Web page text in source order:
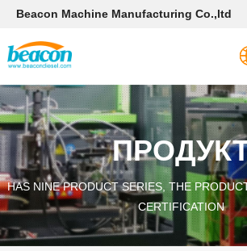
Beacon Machine Manufacturing Co.,ltd
HAS NINE PRODUCT SERIES, THE
CERTIFICATION